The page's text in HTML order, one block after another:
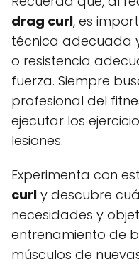
drag curl, es
técnica adecuada
o resistencia
fuerza. Siempre
profesional del
ejecutar los
lesiones.
Experimenta con
curl y descubre
necesidades y
entrenamiento de
músculos de